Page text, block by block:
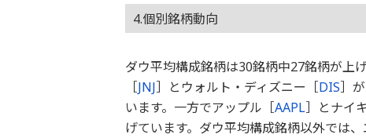
4.個別銘柄動向
ダウ平均構成銘柄は30銘柄中27銘柄が上
［JNJ］とウォルト・ディズニー［DIS］
います。一方でアップル［AAPL］とナイ
げています。ダウ平均構成銘柄以外では